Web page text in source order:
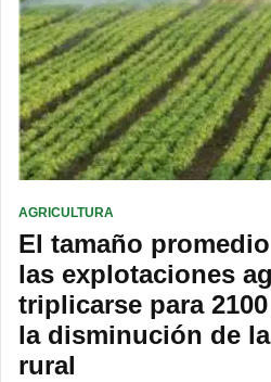
AGRICULTURA
El tamaño
las explotaciones
triplicarse para
la disminución de
rural